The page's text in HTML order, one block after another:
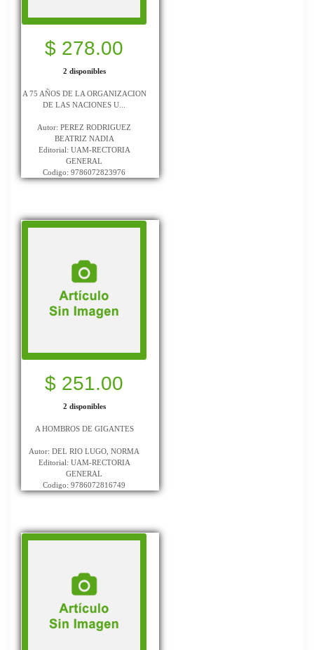
$ 278.00
2 disponibles
A 75 AÑOS DE LA ORGANIZACION
DE LAS NACIONES U...
Autor: PEREZ RODRIGUEZ
BEATRIZ NADIA
Editorial: UAM-RECTORIA
GENERAL
Codigo: 9786072823976
$ 251.00
2 disponibles
A HOMBROS DE GIGANTES
Autor: DEL RIO LUGO, NORMA
Editorial: UAM-RECTORIA
GENERAL
Codigo: 9786072816749